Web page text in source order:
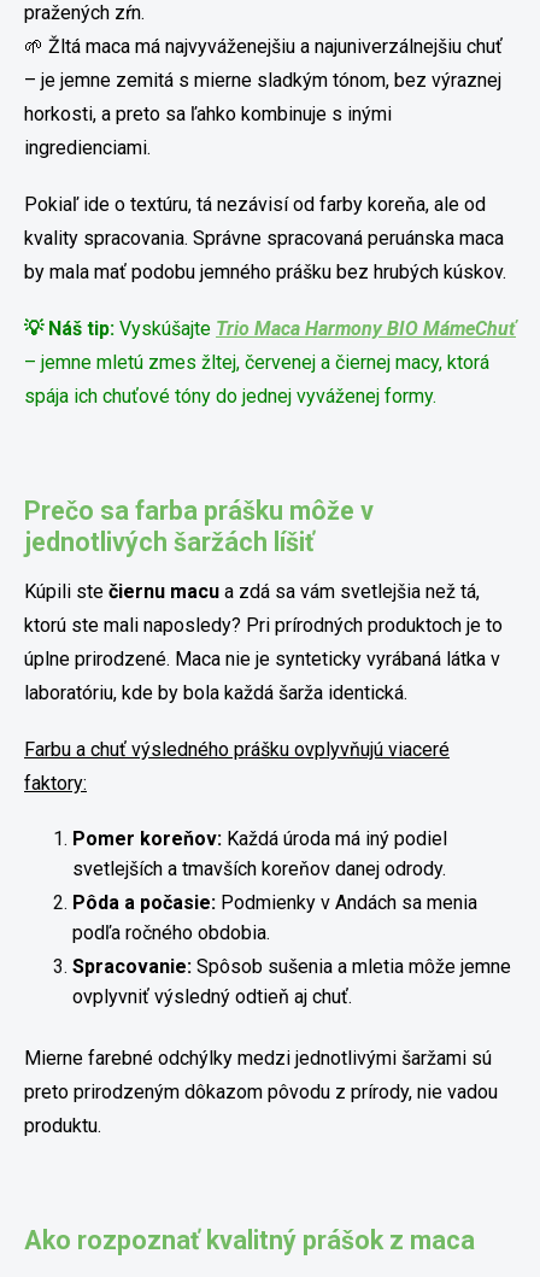
pražených zŕn.
🌱 Žltá maca má najvyváženejšiu a najuniverzálnejšiu chuť
– je jemne zemitá s mierne sladkým tónom, bez výraznej
horkosti, a preto sa ľahko kombinuje s inými
ingredienciami.
Pokiaľ ide o textúru, tá nezávisí od farby koreňa, ale od
kvality spracovania. Správne spracovaná peruánska maca
by mala mať podobu jemného prášku bez hrubých kúskov.
💡 Náš tip: Vyskúšajte Trio Maca Harmony BIO MámeChuť
– jemne mletú zmes žltej, červenej a čiernej macy, ktorá
spája ich chuťové tóny do jednej vyváženej formy.
Prečo sa farba prášku môže v
jednotlivých šaržách líšiť
Kúpili ste čiernu macu a zdá sa vám svetlejšia než tá,
ktorú ste mali naposledy? Pri prírodných produktoch je to
úplne prirodzené. Maca nie je synteticky vyrábaná látka v
laboratóriu, kde by bola každá šarža identická.
Farbu a chuť výsledného prášku ovplyvňujú viaceré
faktory:
Pomer koreňov: Každá úroda má iný podiel
svetlejších a tmavších koreňov danej odrody.
Pôda a počasie: Podmienky v Andách sa menia
podľa ročného obdobia.
Spracovanie: Spôsob sušenia a mletia môže jemne
ovplyvniť výsledný odtieň aj chuť.
Mierne farebné odchýlky medzi jednotlivými šaržami sú
preto prirodzeným dôkazom pôvodu z prírody, nie vadou
produktu.
Ako rozpoznať kvalitný prášok z maca